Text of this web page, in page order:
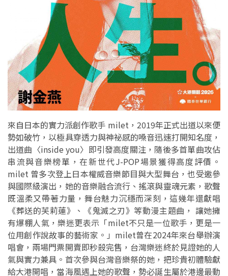
來自日本的實力派創作歌手 milet，2019年正式出道以來便
勢如破竹，以極具穿透力與神祕感的嗓音迅速打開知名度，
出道曲〈inside you〉即引發高度關注，隨後多首單曲攻佔
串流與音樂榜單，在新世代J-POP場景獲得高度評價。
milet 曾多次登上日本權威音樂節目與大型舞台，也受邀參
與國際級演出，她的音樂融合流行、搖滾與靈魂元素，歌聲
既溫柔又帶著力量，舞台魅力沉穩而深刻，這幾年還獻唱
《葬送的芙莉蓮》、《鬼滅之刃》等動漫主題曲， 讓她擁
有爆棚人氣，樂迷更表示「milet不只是一位歌手，更是一
位用創作說故事的藝術家。」milet曾在2024年來台舉辦演
唱會，兩場門票開賣即秒殺完售，台灣樂迷終於見證她的人
氣與實力兼具。首次參與台灣音樂祭的她，把珍貴初體驗獻
給大港開唱，當海風遇上她的歌聲，勢必誕生屬於港邊最動